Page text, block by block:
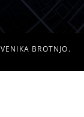
BROTNJO.